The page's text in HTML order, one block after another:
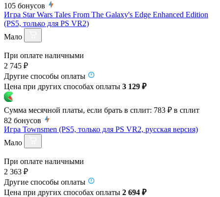
105 бонусов
Игра Star Wars Tales From The Galaxy's Edge Enhanced Edition
(PS5, только для PS VR2)
Мало
При оплате наличными
2 745 ₽
Другие способы оплаты
Цена при других способах оплаты 3 129 ₽
Сумма месячной платы, если брать в сплит: 783 ₽ в сплит
82 бонусов
Игра Townsmen (PS5, только для PS VR2, русская версия)
Мало
При оплате наличными
2 363 ₽
Другие способы оплаты
Цена при других способах оплаты 2 694 ₽